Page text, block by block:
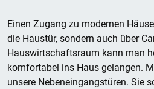
Einen Zugang zu modernen
die Haustür, sondern auch über
Hauswirtschaftsraum kann man
komfortabel ins Haus gelangen.
unsere Nebeneingangstüren. Sie